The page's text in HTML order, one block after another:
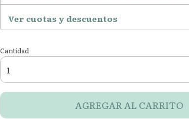
Ver cuotas y descuentos
Cantidad
AGREGAR AL CARRITO